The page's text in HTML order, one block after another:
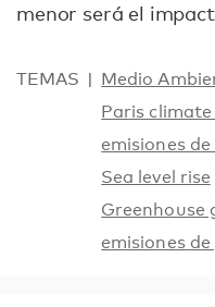
menor será el
TEMAS
Medio
Paris
emisiones
Sea level rise
Greenhouse
emisiones